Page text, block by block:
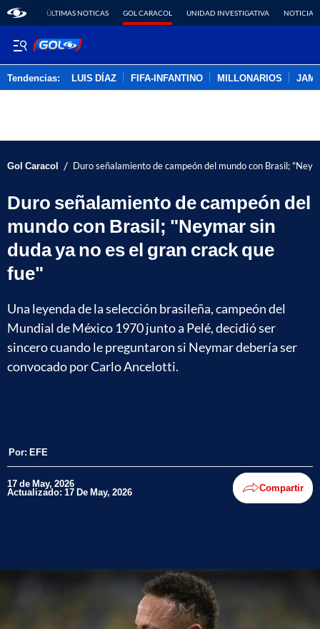
ÚLTIMAS NOTICAS GOL CARACOL UNIDAD INVESTIGATIVA NOTICIAS
Tendencias: LUIS DÍAZ FIFA-INFANTINO MILLONARIOS
Gol Caracol / Duro señalamiento de campeón del mundo con Brasil;
Duro señalamiento de campeón del
mundo con Brasil; "Neymar sin
duda ya no es el gran crack que
fue"
Una leyenda de la selección brasileña, campeón del
Mundial de México 1970 junto a Pelé, decidió ser
sincero cuando le preguntaron si Neymar debería ser
convocado por Carlo Ancelotti.
Por: EFE
17 de May, 2026
Actualizado: 17 De May, 2026 Compartir